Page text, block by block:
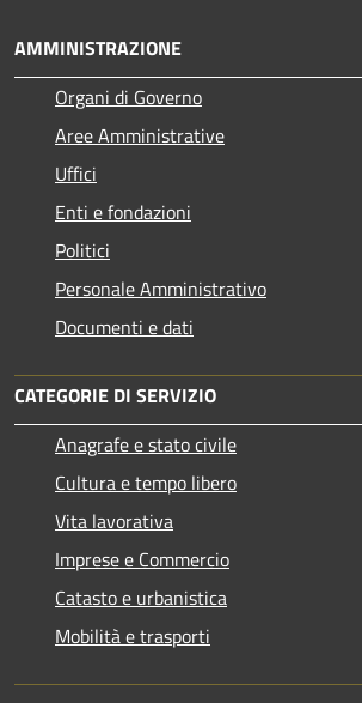
AMMINISTRAZIONE
Organi di Governo
Aree Amministrative
Uffici
Enti e fondazioni
Politici
Personale Amministrativo
Documenti e dati
CATEGORIE DI SERVIZIO
Anagrafe e stato civile
Cultura e tempo libero
Vita lavorativa
Imprese e Commercio
Catasto e urbanistica
Mobilità e trasporti